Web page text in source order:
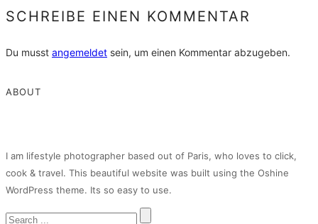
SCHREIBE EINEN KOMMENTAR
Du musst angemeldet sein, um einen Kommentar abzugeben.
ABOUT
I am lifestyle photographer based out of Paris, who loves to click,
cook & travel. This beautiful website was built using the Oshine
WordPress theme. Its so easy to use.